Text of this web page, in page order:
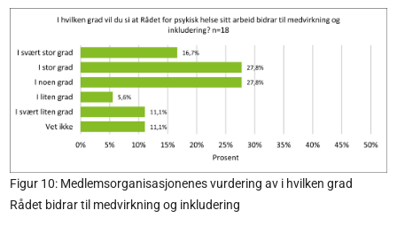
Figur 10: Medlemsorganisasjonenes vurdering av i hvilken grad
Rådet bidrar til medvirkning og inkludering